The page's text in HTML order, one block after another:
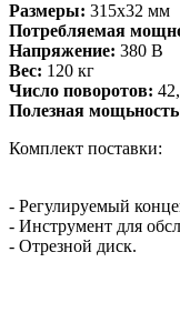
Размеры: 315x32 мм
Потребляемая
Напряжение: 380 B
Вес: 120 кг
Число поворотов:
Полезная
Комплект поставки:
- Регулируемый
- Инструмент для
- Отрезной диск.